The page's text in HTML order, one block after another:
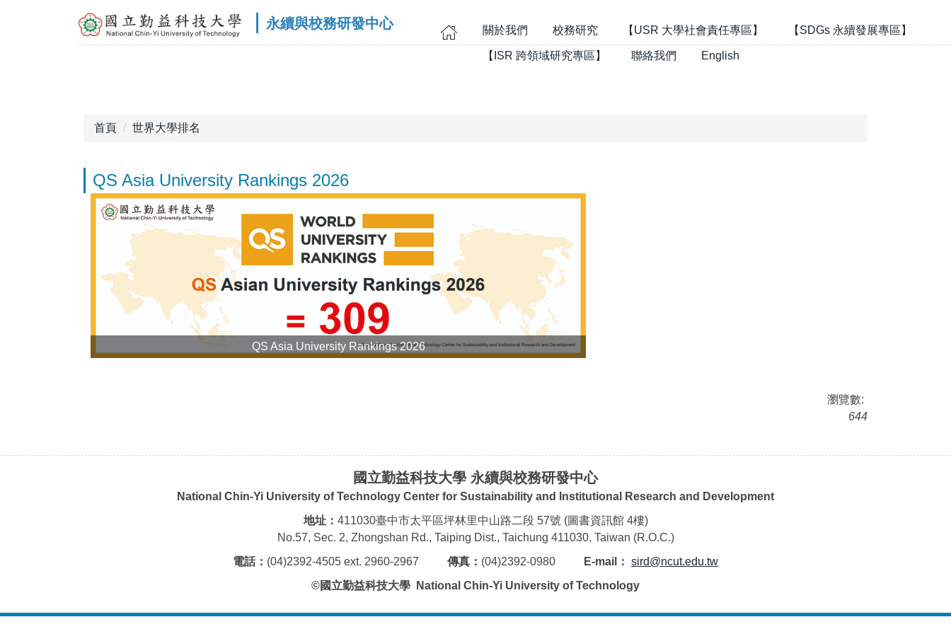
永續與校務研發中心 關於我們 校務研究 【USR 大學社會責任專區】 【SDGs 永續發展專區】
【ISR 跨領域研究專區】 聯絡我們 English
首頁 世界大學排名
QS Asia University Rankings 2026
QS Asia University Rankings 2026
瀏覽數:
644
國立勤益科技大學 永續與校務研發中心
National Chin-Yi University of Technology Center for Sustainability and Institutional Research and Development
地址： 411030臺中市太平區坪林里中山路二段 57號 (圖書資訊館 4樓)
No.57, Sec. 2, Zhongshan Rd., Taiping Dist., Taichung 411030, Taiwan (R.O.C.)
電話： (04)2392-4505 ext. 2960-2967 傳真： (04)2392-0980 E-mail： sird@ncut.edu.tw
©國立勤益科技大學 National Chin-Yi University of Technology